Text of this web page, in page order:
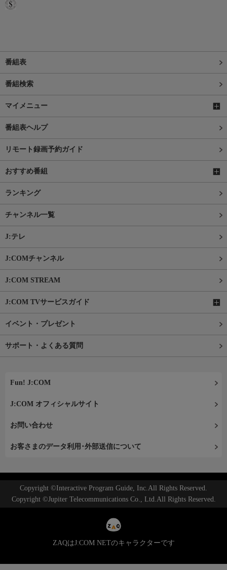
番組表
番組検索
マイメニュー
番組表ヘルプ
リモート録画予約ガイド
おすすめ番組
ランキング
チャンネル一覧
J:テレ
J:COMチャンネル
J:COM STREAM
J:COM TVサービスガイド
イベント・プレゼント
サポート・よくある質問
Fun! J:COM
J:COM オフィシャルサイト
お問い合わせ
お客さまのデータ利用･外部送信について
Copyright ©Interactive Program Guide, Inc.All Rights Reserved.
Copyright ©Jupiter Telecommunications Co., Ltd.All Rights Reserved.
ZAQはJ:COM NETのキャラクターです